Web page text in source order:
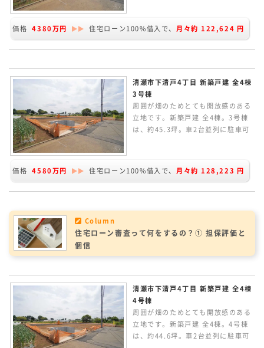
のインナーバルコニーで雨の日のお
価格 4380万円 住宅ローン100%借入で、 月々約 122,624 円
清瀬市下清戸4丁目 新築戸建 全4棟
3号棟
周囲が畑のためとても開放感のある
立地です。新築戸建 全4棟。3号棟
は、約45.3坪。車2台並列に駐車可
間取り。LDKは約19.7帖あり、カウ
能。太陽光パネル搭載の家です。
価格 4580万円 住宅ローン100%借入で、 月々約 128,223 円
Column
住宅ローン審査って何をするの？① 担保評価と
個信
清瀬市下清戸4丁目 新築戸建 全4棟
4号棟
周囲が畑のためとても開放感のある
立地です。新築戸建 全4棟。4号棟
は、約44.6坪。車2台並列に駐車可